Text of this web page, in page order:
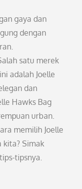
gaya dan
dengan
satu merek
adalah Joelle
dan
Hawks Bag
urban.
memilih Joelle
kita? Simak
tipsnya.